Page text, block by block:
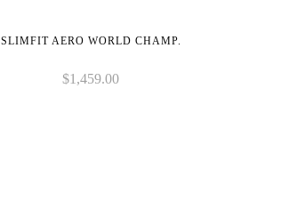
SLIMFIT AERO WORLD CHAMP.
$1,459.00